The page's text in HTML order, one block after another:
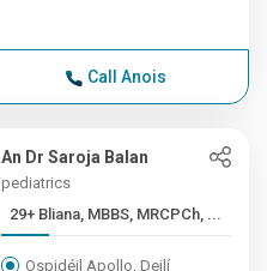
Call Anois
An Dr Saroja Balan
pediatrics
29+ Bliana, MBBS, MRCPCh, ...
Ospidéil Apollo, Deilí